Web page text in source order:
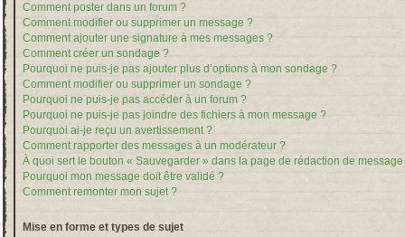
Comment poster dans un forum ?
Comment modifier ou supprimer un message ?
Comment ajouter une signature à mes messages ?
Comment créer un sondage ?
Pourquoi ne puis-je pas ajouter plus d’options à mon sondage ?
Comment modifier ou supprimer un sondage ?
Pourquoi ne puis-je pas accéder à un forum ?
Pourquoi ne puis-je pas joindre des fichiers à mon message ?
Pourquoi ai-je reçu un avertissement ?
Comment rapporter des messages à un modérateur ?
À quoi sert le bouton « Sauvegarder » dans la page de rédaction de message
Pourquoi mon message doit être validé ?
Comment remonter mon sujet ?
Mise en forme et types de sujet